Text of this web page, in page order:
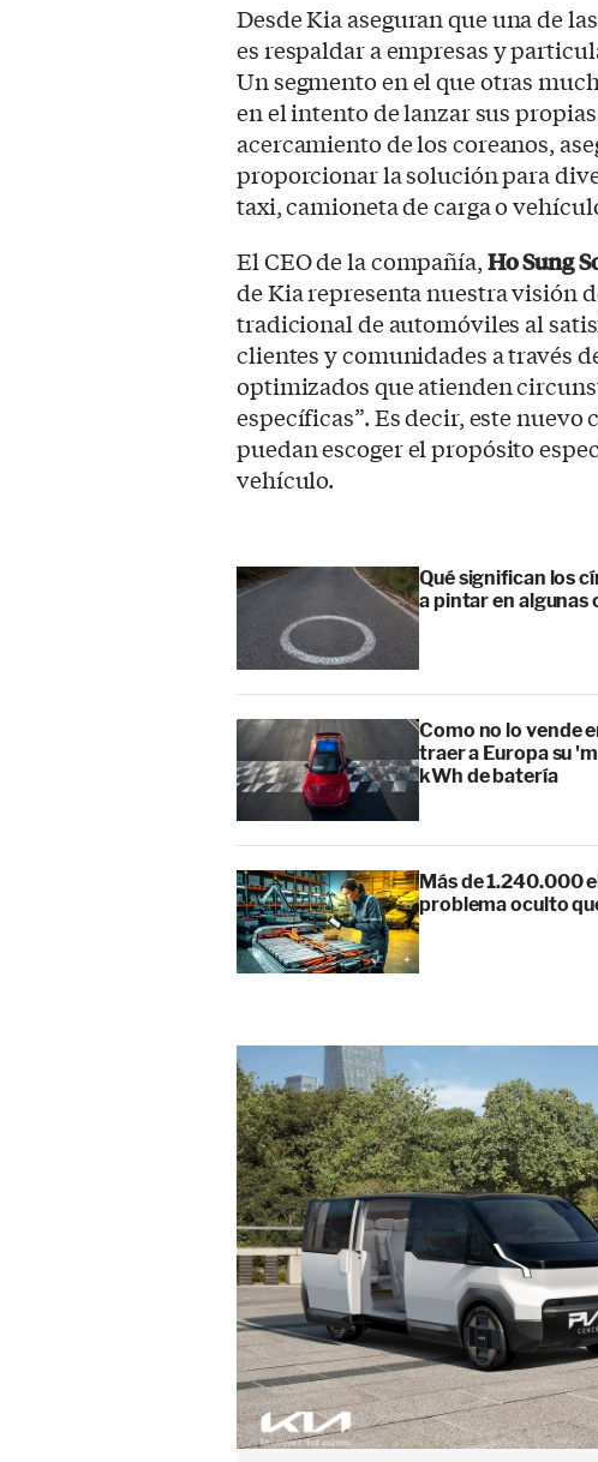
Desde Kia aseguran que una de
es respaldar a empresas y
Un segmento en el que otras
en el intento de lanzar sus
acercamiento de los coreanos,
proporcionar la solución para
taxi, camioneta de carga o
El CEO de la compañía,Ho Sung
de Kia representa nuestra visión
tradicional de automóviles al
clientes y comunidades a través
optimizados que atienden
específicas”. Es decir, este
puedan escoger el propósito
vehículo.
Qué significan los
a pintar en algunas
Como no lo vende
traer a Europa su
kWh de batería
Más de 1.240.000
problema oculto